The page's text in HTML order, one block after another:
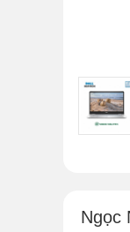
Ngọc